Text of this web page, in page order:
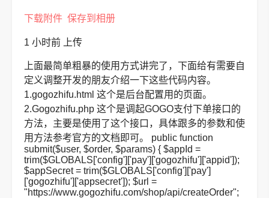
下载附件 保存到相册
1 小时前 上传
上面最简单粗暴的使用方式讲完了，下面给有需要自
定义调整开发的朋友介绍一下这些代码内容。
1.gogozhifu.html 这个是后台配置用的页面。
2.Gogozhifu.php 这个是调起GOGO支付下单接口的
方法，主要是使用了这个接口，具体跟多的参数和使
用方法参考官方的文档即可。 public function
submit($user, $order, $params) { $appId =
trim($GLOBALS['config']['pay']['gogozhifu']['appid']);
$appSecret = trim($GLOBALS['config']['pay']
['gogozhifu']['appsecret']); $url =
"https://www.gogozhifu.com/shop/api/createOrder";